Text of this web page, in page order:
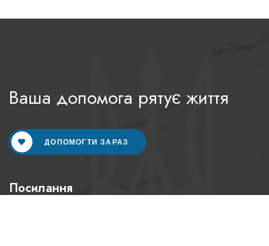
Ваша допомога рятує життя
ДОПОМОГТИ ЗАРАЗ
Посилання